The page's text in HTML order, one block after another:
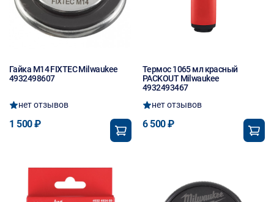
Гайка M14 FIXTEC Milwaukee
4932498607
нет отзывов
1 500 ₽
Термос 1065 мл красный
PACKOUT Milwaukee
4932493467
нет отзывов
6 500 ₽